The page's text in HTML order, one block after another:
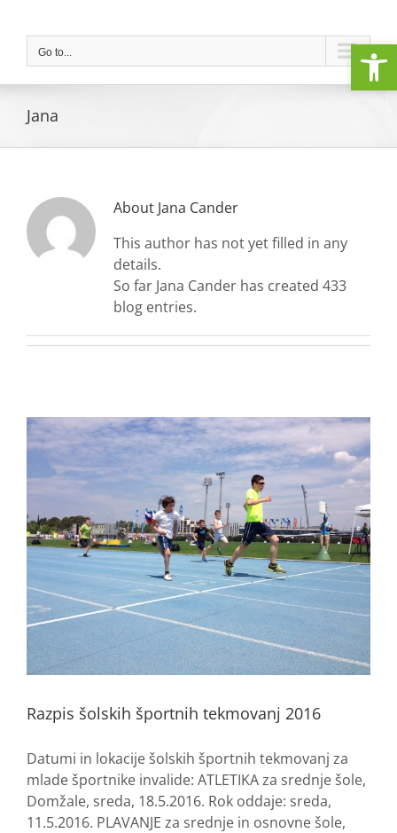
contentGo to...
Jana
About Jana Cander
This author has not yet filled in any
details.
So far Jana Cander has created 433
blog entries.
Razpis šolskih športnih tekmovanj 2016
Datumi in lokacije šolskih športnih tekmovanj za
mlade športnike invalide: ATLETIKA za srednje šole,
Domžale, sreda, 18.5.2016. Rok oddaje: sreda,
11.5.2016. PLAVANJE za srednje in osnovne šole,